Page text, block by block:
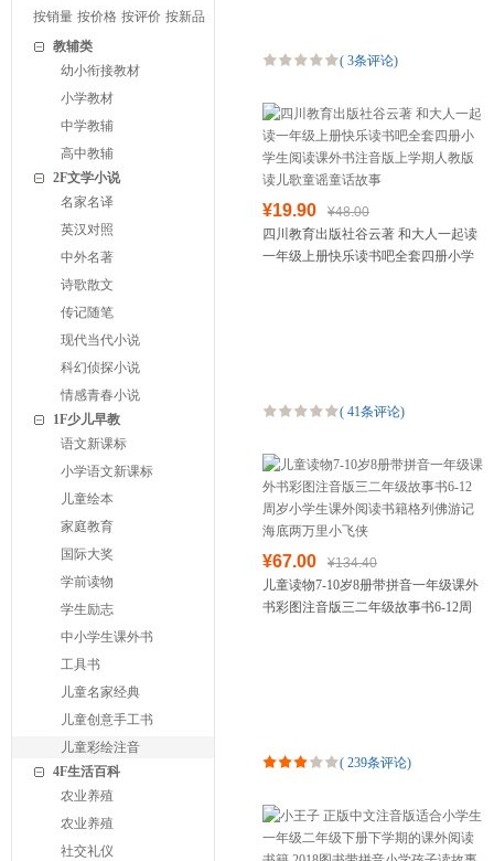
按销量 按价格 按评价 按新品
教辅类
幼小衔接教材
小学教材
中学教辅
高中教辅
2F文学小说
名家名译
英汉对照
中外名著
诗歌散文
传记随笔
现代当代小说
科幻侦探小说
情感青春小说
1F少儿早教
语文新课标
小学语文新课标
儿童绘本
家庭教育
国际大奖
学前读物
学生励志
中小学生课外书
工具书
儿童名家经典
儿童创意手工书
儿童彩绘注音
4F生活百科
农业养殖
农业养殖
社交礼仪
( 3条评论)
¥19.90
¥48.00
四川教育出版社谷云著 和大人一起读
一年级上册快乐读书吧全套四册小学
( 41条评论)
¥67.00
¥134.40
儿童读物7-10岁8册带拼音一年级课外
书彩图注音版三二年级故事书6-12周
( 239条评论)